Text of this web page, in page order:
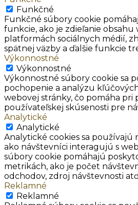
Funkčné
Funkčné súbory cookie
funkcie, ako je zdieľanie obsahu
platformách sociálnych médií,
spätnej väzby a ďalšie funkcie
Výkonnostné
Výkonnostné
Výkonnostné súbory cookie sa
pochopenie a analýzu
webovej stránky, čo pomáha pri
používateľskej skúsenosti pre
Analytické
Analytické
Analytické cookies sa používajú
ako návštevníci interagujú s
súbory cookie pomáhajú
metrikách, ako je počet
odchodov, zdroj návštevnosti
Reklamné
Reklamné